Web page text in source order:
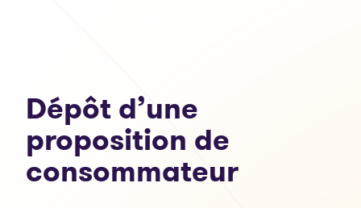
Dépôt d’une
proposition de
consommateur